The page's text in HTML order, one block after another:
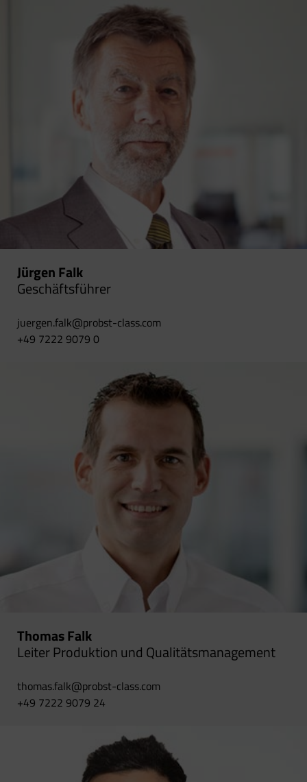
Jürgen Falk
Geschäftsführer
juergen.falk@probst-class.com
+49 7222 9079 0
Thomas Falk
Leiter Produktion und Qualitätsmanagement
thomas.falk@probst-class.com
+49 7222 9079 24